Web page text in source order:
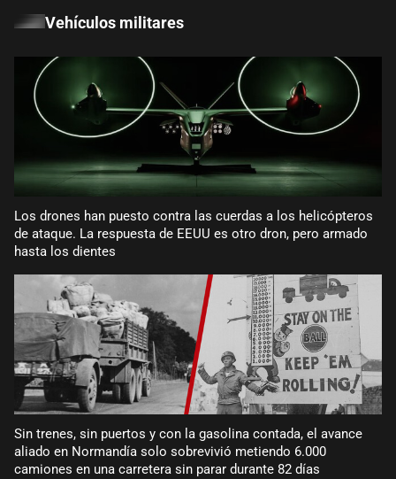
Vehículos militares
Los drones han puesto contra las cuerdas a los helicópteros
de ataque. La respuesta de EEUU es otro dron, pero armado
hasta los dientes
Sin trenes, sin puertos y con la gasolina contada, el avance
aliado en Normandía solo sobrevivió metiendo 6.000
camiones en una carretera sin parar durante 82 días